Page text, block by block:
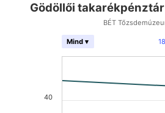
Gödöllői
BÉT
Mind ▾
40